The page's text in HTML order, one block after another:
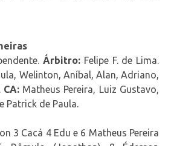
Árbitro: Felipe F. de Lima.
Welinton, Aníbal, Alan, Adriano,
CA:Matheus Pereira, Luiz Gustavo,
Patrick de Paula.
3 Cacá 4 Edu e 6 Matheus Pereira